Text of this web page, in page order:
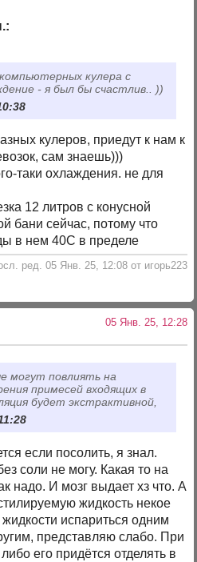
кулера с
- я был бы счастлив.. ))
кулеров, приедут к нам к
сам знаешь)))
таки охлаждения. не для
12 литров с конусной
бани сейчас, потому что
в нем 40С в пределе
ред. 05 Янв. 25, 12:08 от игорь223
05 Янв. 25, 12:28
могут повлиять на
примесей входящих в
будет экстрактивной,
если посолить, я знал.
соли не могу. Какая то на
надо. И мозг выдает хз что. А
жидкость некое
испариться одним
представляю слабо. При
его придётся отделять в